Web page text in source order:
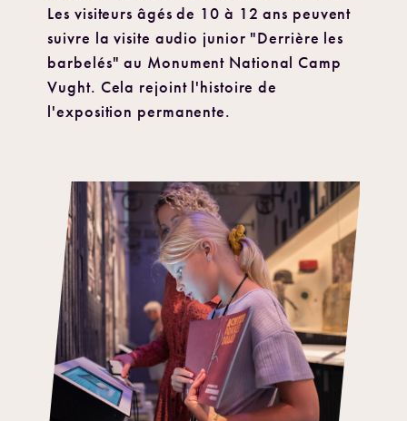
Les visiteurs âgés de 10 à 12 ans peuvent
suivre la visite audio junior "Derrière les
barbelés" au Monument National Camp
Vught. Cela rejoint l'histoire de
l'exposition permanente.